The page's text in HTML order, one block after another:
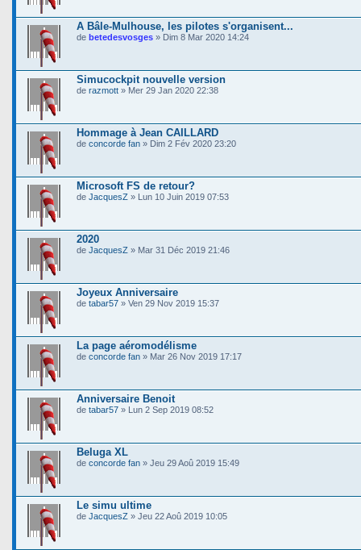
A Bâle-Mulhouse, les pilotes s'organisent...
de betedesvosges » Dim 8 Mar 2020 14:24
Simucockpit nouvelle version
de razmott » Mer 29 Jan 2020 22:38
Hommage à Jean CAILLARD
de concorde fan » Dim 2 Fév 2020 23:20
Microsoft FS de retour?
de JacquesZ » Lun 10 Juin 2019 07:53
2020
de JacquesZ » Mar 31 Déc 2019 21:46
Joyeux Anniversaire
de tabar57 » Ven 29 Nov 2019 15:37
La page aéromodélisme
de concorde fan » Mar 26 Nov 2019 17:17
Anniversaire Benoit
de tabar57 » Lun 2 Sep 2019 08:52
Beluga XL
de concorde fan » Jeu 29 Aoû 2019 15:49
Le simu ultime
de JacquesZ » Jeu 22 Aoû 2019 10:05